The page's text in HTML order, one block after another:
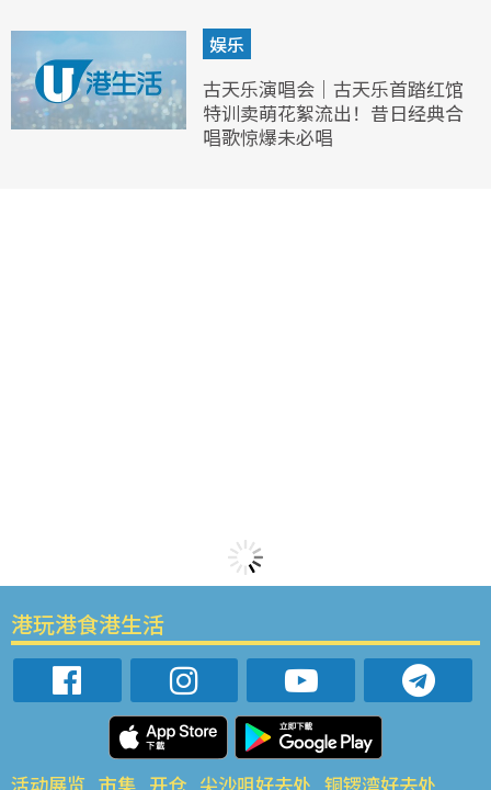
娱乐
古天乐演唱会｜古天乐首踏红馆
特训卖萌花絮流出！昔日经典合
唱歌惊爆未必唱
港玩港食港生活
活动展览 市集 开仓 尖沙咀好去处 铜锣湾好去处